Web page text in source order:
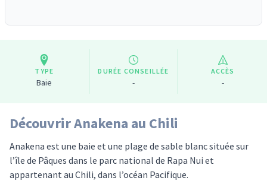
TYPE
Baie
DURÉE CONSEILLÉE
-
ACCÈS
-
Découvrir Anakena au Chili
Anakena est une baie et une plage de sable blanc située sur
l’île de Pâques dans le parc national de Rapa Nui et
appartenant au Chili, dans l’océan Pacifique.